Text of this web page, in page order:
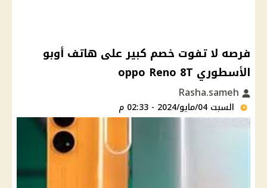
فرصه لا تفوت خصم كبير على هاتف أوبو
الأسطوري oppo Reno 8T
السبت 04/مايو/2024 - 02:33 م